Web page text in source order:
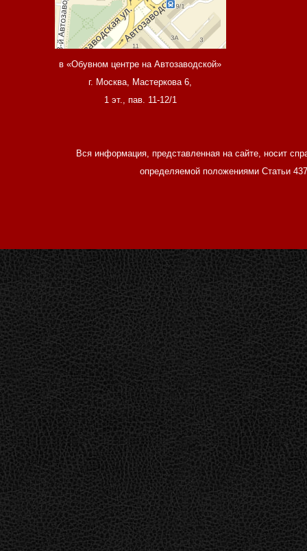
в «Обувном центре на Автозаводской»
г. Москва, Мастеркова 6,
1 эт., пав. 11-12/1
Вся информация, представленная на сайте, носит
определяемой положениями Статьи